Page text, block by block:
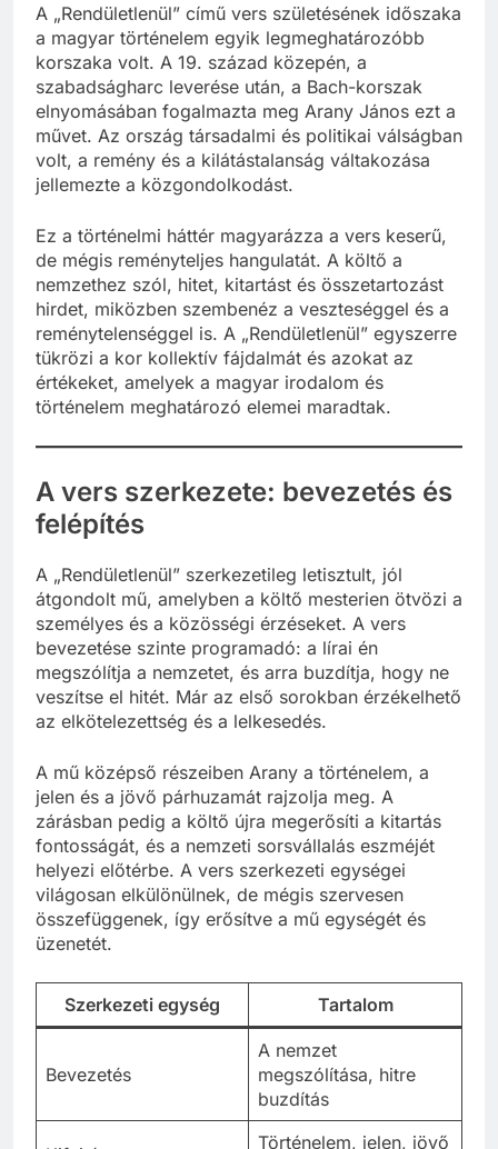
A „Rendületlenül” című vers születésének időszaka
a magyar történelem egyik legmeghatározóbb
korszaka volt. A 19. század közepén, a
szabadságharc leverése után, a Bach-korszak
elnyomásában fogalmazta meg Arany János ezt a
művet. Az ország társadalmi és politikai válságban
volt, a remény és a kilátástalanság váltakozása
jellemezte a közgondolkodást.
Ez a történelmi háttér magyarázza a vers keserű,
de mégis reményteljes hangulatát. A költő a
nemzethez szól, hitet, kitartást és összetartozást
hirdet, miközben szembenéz a veszteséggel és a
reménytelenséggel is. A „Rendületlenül” egyszerre
tükrözi a kor kollektív fájdalmát és azokat az
értékeket, amelyek a magyar irodalom és
történelem meghatározó elemei maradtak.
A vers szerkezete: bevezetés és
felépítés
A „Rendületlenül” szerkezetileg letisztult, jól
átgondolt mű, amelyben a költő mesterien ötvözi a
személyes és a közösségi érzéseket. A vers
bevezetése szinte programadó: a lírai én
megszólítja a nemzetet, és arra buzdítja, hogy ne
veszítse el hitét. Már az első sorokban érzékelhető
az elkötelezettség és a lelkesedés.
A mű középső részeiben Arany a történelem, a
jelen és a jövő párhuzamát rajzolja meg. A
zárásban pedig a költő újra megerősíti a kitartás
fontosságát, és a nemzeti sorsvállalás eszméjét
helyezi előtérbe. A vers szerkezeti egységei
világosan elkülönülnek, de mégis szervesen
összefüggenek, így erősítve a mű egységét és
üzenetét.
Szerkezeti egység Tartalom
Bevezetés
A nemzet
megszólítása, hitre
buzdítás
Történelem, jelen, jövő